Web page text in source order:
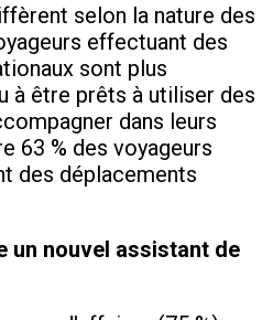
selon la nature des
effectuant des
sont plus
à être prêts à utiliser des
dans leurs
63 % des voyageurs
des déplacements
un nouvel assistant de